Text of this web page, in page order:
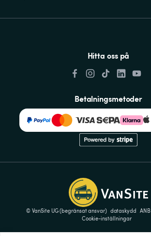
Hitta oss på
Betalningsmetoder
© VanSite UG (begränsat ansvar) dataskydd ANB
Cookie-inställningar